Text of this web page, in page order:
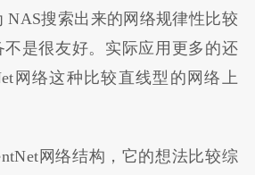
NAS搜索出来的网络规律性比较
是很友好。实际应用更多的还
网络这种比较直线型的网络上
网络结构，它的想法比较综